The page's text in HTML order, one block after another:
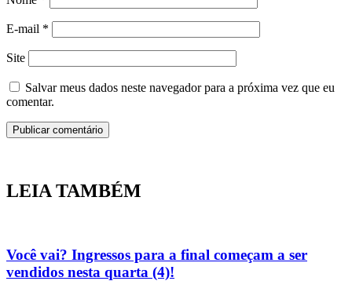
E-mail *
Site
Salvar meus dados neste navegador para a próxima vez que eu
comentar.
LEIA TAMBÉM
Você vai? Ingressos para a final começam a ser
vendidos nesta quarta (4)!